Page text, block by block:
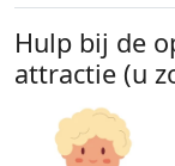
Hulp bij de
attractie (u